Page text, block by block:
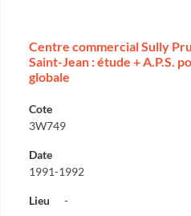
Centre commercial Sully
Saint-Jean : étude + A.P.S.
globale
Cote
3W749
Date
1991-1992
Lieu -